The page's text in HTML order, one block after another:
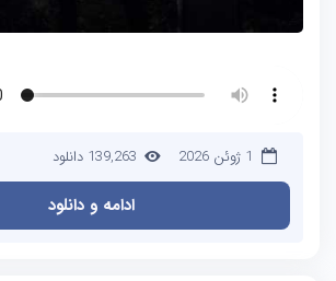
1 ژوئن 2026 139,263 دانلود
ادامه و دانلود